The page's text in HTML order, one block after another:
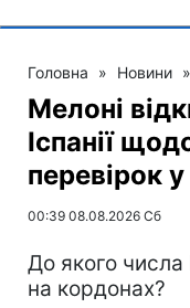
Головна » Новини »
Мелоні
Іспанії
перевірок
00:39 08.08.2026 Сб
До якого числа
на кордонах?